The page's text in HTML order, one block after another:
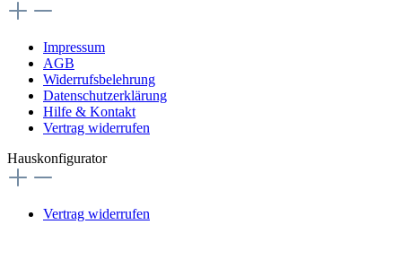
Impressum
AGB
Widerrufsbelehrung
Datenschutzerklärung
Hilfe & Kontakt
Vertrag widerrufen
Hauskonfigurator
Vertrag widerrufen